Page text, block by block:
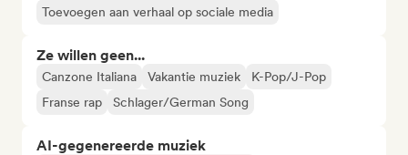
Toevoegen aan verhaal op sociale media
Ze willen geen...
Canzone Italiana Vakantie muziek
K-Pop/J-Pop
Franse rap
Schlager/German Song
AI-gegenereerde muziek